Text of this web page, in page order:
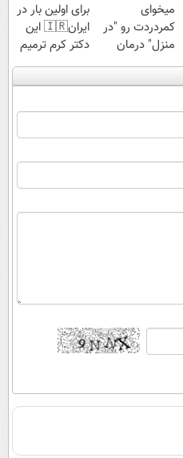
میخوای
کمردردت رو "در
منزل" درمان
کنی؟ (◂فیلم +
◂پرسش‌نامه)
برای اولین بار در
ایران🇮🇷 این
دکتر کرم ترمیم
کننده 23 روزه
ساخت!